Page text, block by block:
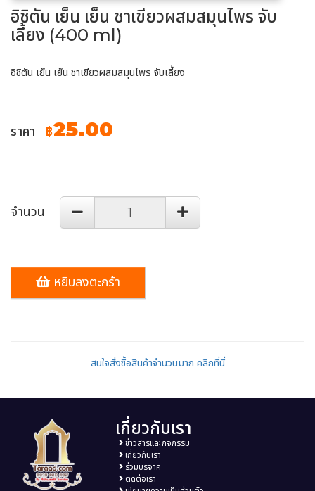
อิชิตัน เย็น เย็น ชาเขียวผสมสมุนไพร จับ
เลี้ยง (400 ml)
อิชิตัน เย็น เย็น ชาเขียวผสมสมุนไพร จับเลี้ยง
ราคา ฿25.00
จำนวน
หยิบลงตะกร้า
สนใจสั่งซื้อสินค้าจำนวนมาก คลิกที่นี่
เกี่ยวกับเรา
ข่าวสารและกิจกรรม
เกี่ยวกับเรา
ร่วมบริจาค
ติดต่อเรา